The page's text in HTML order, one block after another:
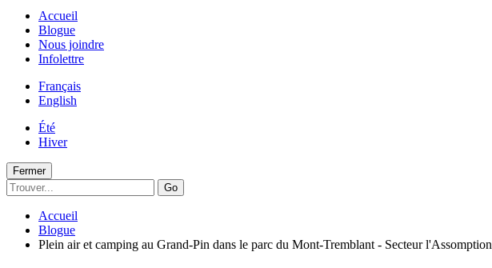
Accueil
Blogue
Nous joindre
Infolettre
Français
English
Été
Hiver
Fermer
Go
Accueil
Blogue
Plein air et camping au Grand-Pin dans le parc du Mont-Tremblant - Secteur l'Assomption